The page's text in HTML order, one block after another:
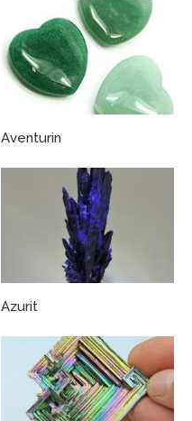
Aventurin
Azurit